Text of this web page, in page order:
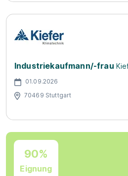
Industriekaufmann/-frau
01.09.2026
70469 Stuttgart
90%
Eignung